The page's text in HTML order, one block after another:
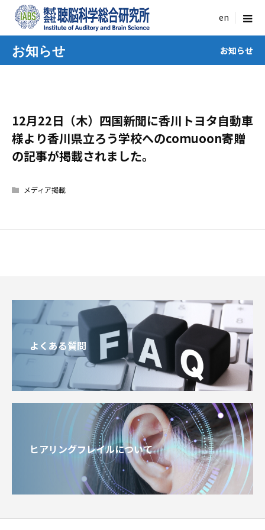
menu
お知らせ お知らせ
12月22日（木）四国新聞に香川トヨタ自動車
様より香川県立ろう学校へのcomuoon寄贈
の記事が掲載されました。
メディア掲載
よくある質問
ヒアリングフレイルについて